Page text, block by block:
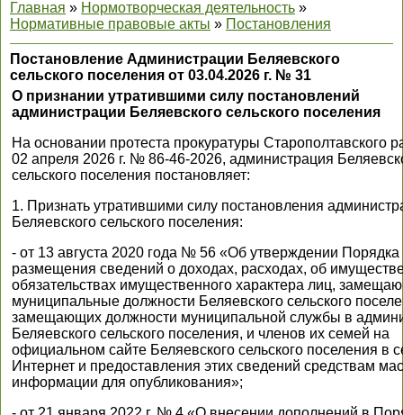
Главная » Нормотворческая деятельность »
Нормативные правовые акты » Постановления
Постановление Администрации Беляевского
сельского поселения от 03.04.2026 г. № 31
О признании утратившими силу постановлений
администрации Беляевского сельского поселения
На основании протеста прокуратуры Старополтавского
02 апреля 2026 г. № 86-46-2026, администрация
сельского поселения постановляет:
1. Признать утратившими силу постановления
Беляевского сельского поселения:
- от 13 августа 2020 года № 56 «Об утверждении Порядка
размещения сведений о доходах, расходах, об
обязательствах имущественного характера лиц,
муниципальные должности Беляевского сельского
замещающих должности муниципальной службы в
Беляевского сельского поселения, и членов их семей на
официальном сайте Беляевского сельского поселения в
Интернет и предоставления этих сведений средствам
информации для опубликования»;